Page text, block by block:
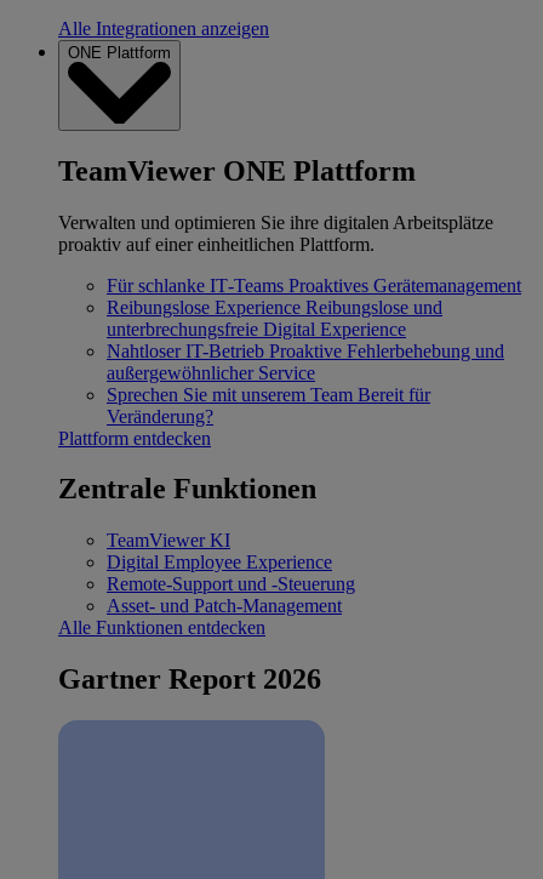
Alle Integrationen anzeigen
ONE Plattform
TeamViewer ONE Plattform
Verwalten und optimieren Sie ihre digitalen Arbeitsplätze
proaktiv auf einer einheitlichen Plattform.
Für schlanke IT‐Teams Proaktives Gerätemanagement
Reibungslose Experience Reibungslose und
unterbrechungsfreie Digital Experience
Nahtloser IT-Betrieb Proaktive Fehlerbehebung und
außergewöhnlicher Service
Sprechen Sie mit unserem Team Bereit für
Veränderung?
Plattform entdecken
Zentrale Funktionen
TeamViewer KI
Digital Employee Experience
Remote-Support und -Steuerung
Asset- und Patch-Management
Alle Funktionen entdecken
Gartner Report 2026